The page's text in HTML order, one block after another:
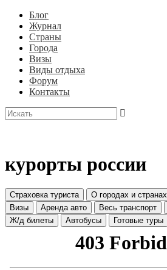
Блог
Журнал
Страны
Города
Визы
Виды отдыха
Форум
Контакты
курорты россии
Страховка туриста О городах и странах
Визы
Аренда авто Весь транспорт
Ж/д билеты
Автобусы Готовые туры